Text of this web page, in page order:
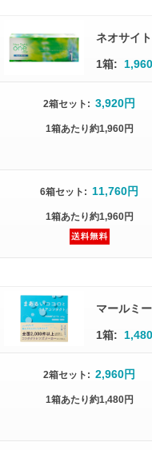
ネオサイ
1箱:
2箱セット : 3,920円
1箱あたり約1,960円
6箱セット : 11,760円
1箱あたり約1,960円
マールミ
1箱:
2箱セット : 2,960円
1箱あたり約1,480円